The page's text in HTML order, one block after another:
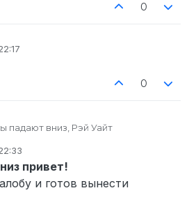
0
0
падают вниз, Рэй Уайт
Бурбон
фри дамаг и фан гейм,
который меня убил у меня нету
привет!
и готов вынести